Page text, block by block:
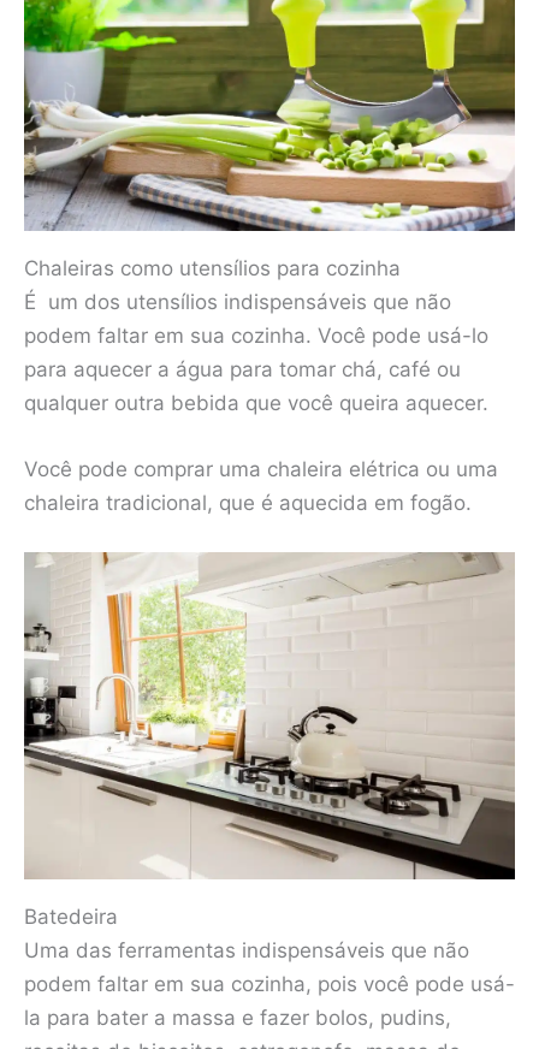
Chaleiras como utensílios para cozinha
É um dos utensílios indispensáveis que não
podem faltar em sua cozinha. Você pode usá-lo
para aquecer a água para tomar chá, café ou
qualquer outra bebida que você queira aquecer.
Você pode comprar uma chaleira elétrica ou uma
chaleira tradicional, que é aquecida em fogão.
Batedeira
Uma das ferramentas indispensáveis ​​que não
podem faltar em sua cozinha, pois você pode usá-
la para bater a massa e fazer bolos, pudins,